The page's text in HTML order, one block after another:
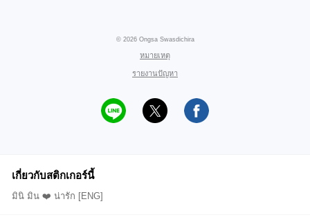
© 2026 Ongsa Swasdichira
หมายเหตุ
รายงานปัญหา
เกี่ยวกับสติกเกอร์นี้
มินิ มิน ❤️ น่ารัก [ENG]